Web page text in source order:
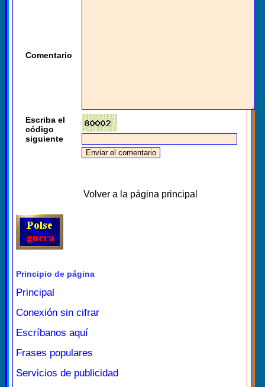
Comentario
Escriba el
código
siguiente
Volver a la página principal
Principio de página
Principal
Conexión sin cifrar
Escríbanos aquí
Frases populares
Servicios de publicidad